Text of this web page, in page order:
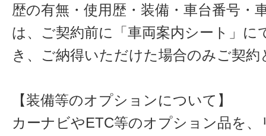
歴の有無・使用歴・装備・車台番号・
は、ご契約前に「車両案内シート」に
き、ご納得いただけた場合のみご契約
【装備等のオプションについて】
カーナビやETC等のオプション品を、